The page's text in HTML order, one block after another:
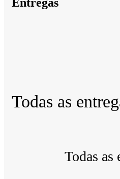
Todas as
Todas as